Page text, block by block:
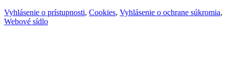
Vyhlásenie o prístupnosti, Cookies, Vyhlásenie o ochrane súkromia,
Webové sídlo